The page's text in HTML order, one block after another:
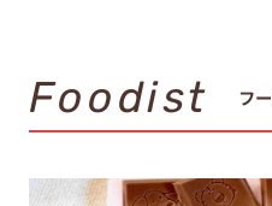
Foodist フ